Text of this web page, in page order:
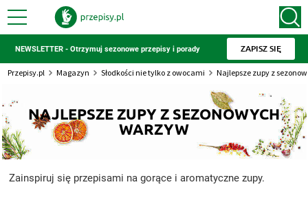
NEWSLETTER - Otrzymuj sezonowe przepisy i porady ZAPISZ SIĘ
Przepisy.pl Magazyn Słodkości nie tylko z owocami Najlepsze zupy z
NAJLEPSZE ZUPY Z SEZONOWYCH
WARZYW
Zainspiruj się przepisami na gorące i aromatyczne zupy.